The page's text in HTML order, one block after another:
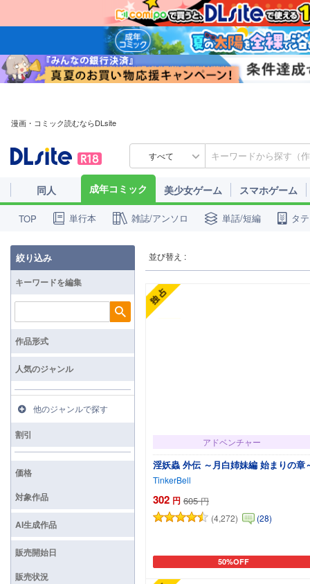
漫画・コミック読むならDLsite
すべて
同人 成年コミック 美少女ゲーム スマホゲーム
TOP 単行本 雑誌/アンソロ 単話/短編 タ
並び替え :
アドベンチャー
淫妖蟲 外伝 ～月白姉妹編 始まりの章
TinkerBell
302 円 605 円
(4,272)
(28)
50%OFF
カートに追加
絞り込み
キーワードを編集
検索
作品形式
人気のジャンル
他のジャンルで探す
割引
価格
対象作品
AI生成作品
販売開始日
販売状況